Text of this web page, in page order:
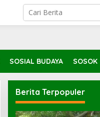
SOSIAL BUDAYA SOSOK
Berita Terpopuler